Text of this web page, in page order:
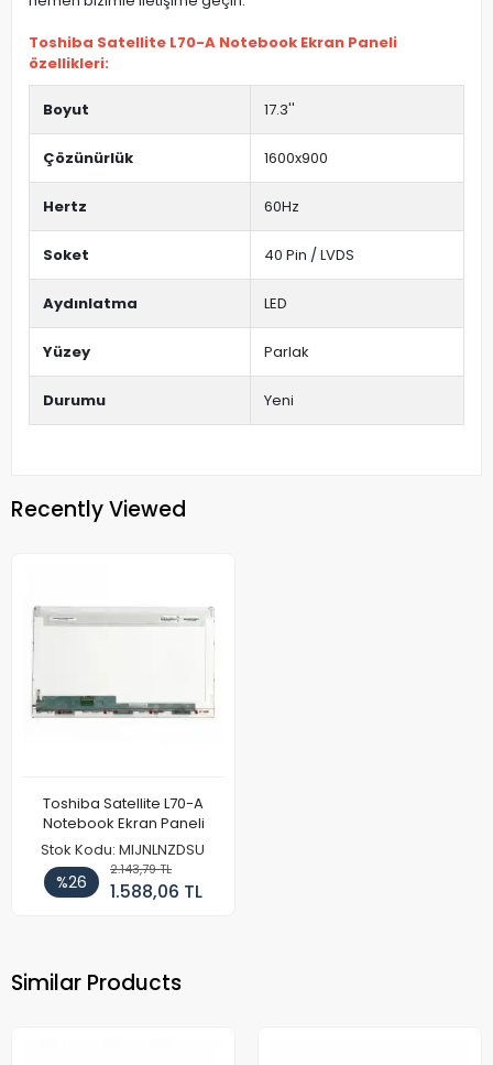
Toshiba Satellite L70-A Notebook Ekran Paneli
özellikleri:
Boyut 17.3''
Çözünürlük 1600x900
Hertz 60Hz
Soket 40 Pin / LVDS
Aydınlatma LED
Yüzey Parlak
Durumu Yeni
Recently Viewed
Toshiba Satellite L70-A
Notebook Ekran Paneli
Stok Kodu: MIJNLNZDSU
%26
2.143,79 TL
1.588,06 TL
Similar Products